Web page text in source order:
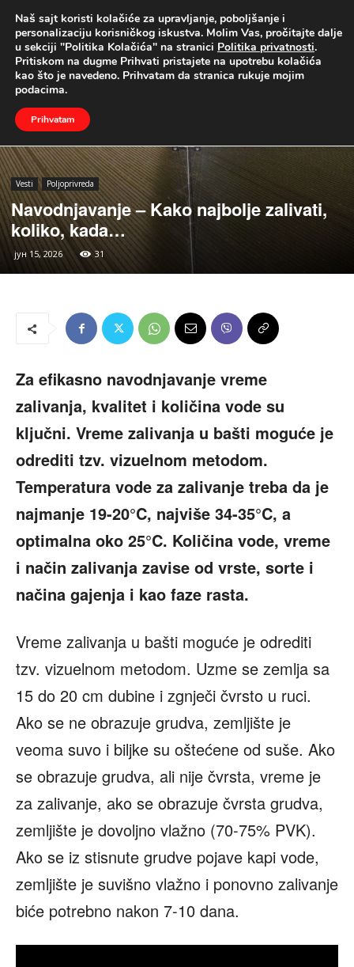
UŽIVO
Naslovna Vesti Poljoprivreda
Vesti Poljoprivreda
Navodnjavanje – Kako najbolje zalivati,
koliko, kada…
јун 15, 2026 31
Za efikasno navodnjavanje vreme
zalivanja, kvalitet i količina vode su
ključni. Vreme zalivanja u bašti moguće je
odrediti tzv. vizuelnom metodom.
Temperatura vode za zalivanje treba da je
najmanje 19-20°C, najviše 34-35°C, a
optimalna oko 25°C. Količina vode, vreme
i način zalivanja zavise od vrste, sorte i
načina gajenja i kao faze rasta.
Vreme zalivanja u bašti moguće je odrediti
tzv. vizuelnom metodom. Uzme se zemlja sa
15 do 20 cm dubine i zgnječi čvrsto u ruci.
Ako se ne obrazuje grudva, zemljište je
veoma suvo i biljke su oštećene od suše. Ako
se obrazuje grudva, ali nije čvrsta, vreme je
za zalivanje, ako se obrazuje čvrsta grudva,
zemljište je dovoljno vlažno (70-75% PVK).
Ako se iz stisnute grudve pojave kapi vode,
zemljište je suvišno vlažno i ponovno zalivanje
biće potrebno nakon 7-10 dana.
Naš sajt koristi kolačiće za upravljanje, poboljšanje i
personalizaciju korisničkog iskustva. Molim Vas, pročitajte dalje
u sekciji "Politika Kolačića" na stranici Politika privatnosti.
Pritiskom na dugme Prihvati pristajete na upotrebu kolačića
kao što je navedeno. Prihvatam da stranica rukuje mojim
podacima.
Prihvatam